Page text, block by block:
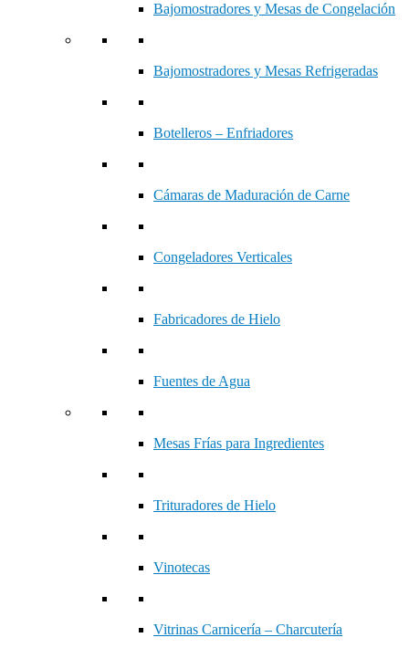
Bajomostradores y Mesas de Congelación
Bajomostradores y Mesas Refrigeradas
Botelleros – Enfriadores
Cámaras de Maduración de Carne
Congeladores Verticales
Fabricadores de Hielo
Fuentes de Agua
Mesas Frías para Ingredientes
Trituradores de Hielo
Vinotecas
Vitrinas Carnicería – Charcutería